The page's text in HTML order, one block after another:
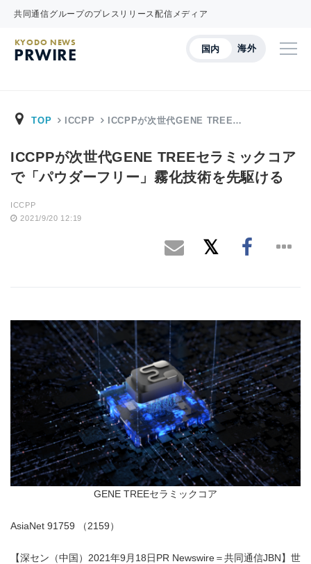
共同通信グループのプレスリリース配信メディア
国内 海外
KYODO NEWS
PRWIRE
TOP ICCPP ICCPPが次世代GENE TREE…
ICCPPが次世代GENE TREEセラミックコア
で「パウダーフリー」霧化技術を先駆ける
ICCPP
2021/9/20 12:19
GENE TREEセラミックコア
AsiaNet 91759 （2159）
【深セン（中国）2021年9月18日PR Newswire＝共同通信JBN】世